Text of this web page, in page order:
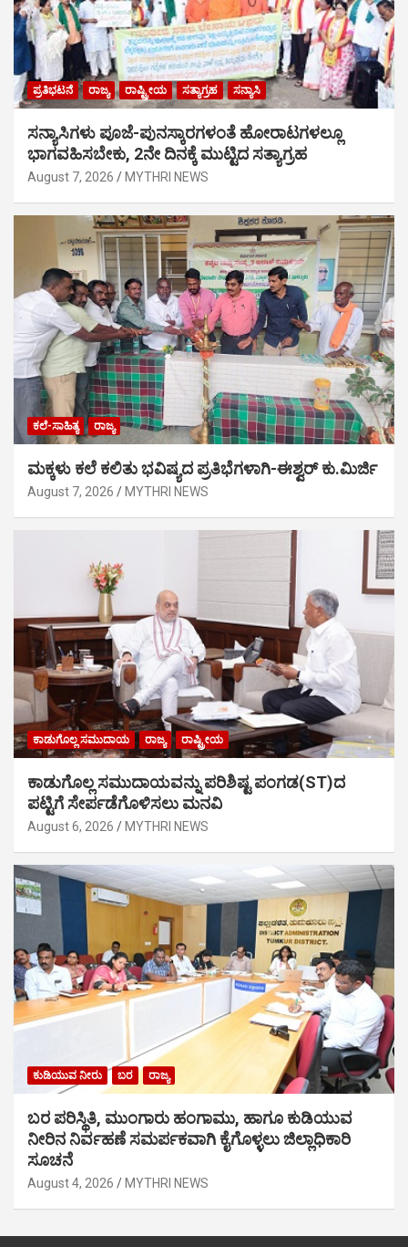
ಪ್ರತಿಭಟನೆ ರಾಜ್ಯ ರಾಷ್ಟ್ರೀಯ ಸತ್ಯಾಗ್ರಹ ಸನ್ಯಾಸಿ
ಸನ್ಯಾಸಿಗಳು ಪೂಜೆ-ಪುನಸ್ಕಾರಗಳಂತೆ ಹೋರಾಟಗಳಲ್ಲೂ
ಭಾಗವಹಿಸಬೇಕು, 2ನೇ ದಿನಕ್ಕೆ ಮುಟ್ಟಿದ ಸತ್ಯಾಗ್ರಹ
August 7, 2026 MYTHRI NEWS
ಕಲೆ-ಸಾಹಿತ್ಯ ರಾಜ್ಯ
ಮಕ್ಕಳು ಕಲೆ ಕಲಿತು ಭವಿಷ್ಯದ ಪ್ರತಿಭೆಗಳಾಗಿ-ಈಶ್ವರ್ ಕು.ಮಿರ್ಜಿ
August 7, 2026 MYTHRI NEWS
ಕಾಡುಗೊಲ್ಲ ಸಮುದಾಯ ರಾಜ್ಯ ರಾಷ್ಟ್ರೀಯ
ಕಾಡುಗೊಲ್ಲ ಸಮುದಾಯವನ್ನು ಪರಿಶಿಷ್ಟ ಪಂಗಡ(ST)ದ
ಪಟ್ಟಿಗೆ ಸೇರ್ಪಡೆಗೊಳಿಸಲು ಮನವಿ
August 6, 2026 MYTHRI NEWS
ಕುಡಿಯುವ ನೀರು ಬರ ರಾಜ್ಯ
ಬರ ಪರಿಸ್ಥಿತಿ, ಮುಂಗಾರು ಹಂಗಾಮು, ಹಾಗೂ ಕುಡಿಯುವ
ನೀರಿನ ನಿರ್ವಹಣೆ ಸಮರ್ಪಕವಾಗಿ ಕೈಗೊಳ್ಳಲು ಜಿಲ್ಲಾಧಿಕಾರಿ
ಸೂಚನೆ
August 4, 2026 MYTHRI NEWS